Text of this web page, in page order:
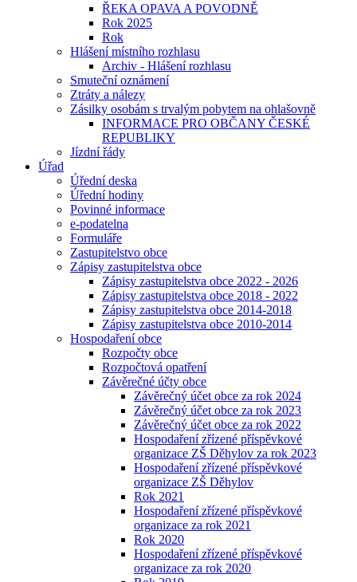
ŘEKA OPAVA A POVODNĚ
Rok 2025
Rok
Hlášení místního rozhlasu
Archiv - Hlášení rozhlasu
Smuteční oznámení
Ztráty a nálezy
Zásilky osobám s trvalým pobytem na ohlašovně
INFORMACE PRO OBČANY ČESKÉ
REPUBLIKY
Jízdní řády
Úřad
Úřední deska
Úřední hodiny
Povinné informace
e-podatelna
Formuláře
Zastupitelstvo obce
Zápisy zastupitelstva obce
Zápisy zastupitelstva obce 2022 - 2026
Zápisy zastupitelstva obce 2018 - 2022
Zápisy zastupitelstva obce 2014-2018
Zápisy zastupitelstva obce 2010-2014
Hospodaření obce
Rozpočty obce
Rozpočtová opatření
Závěrečné účty obce
Závěrečný účet obce za rok 2024
Závěrečný účet obce za rok 2023
Závěrečný účet obce za rok 2022
Hospodaření zřízené příspěvkové
organizace ZŠ Děhylov za rok 2023
Hospodaření zřízené příspěvkové
organizace ZŠ Děhylov
Rok 2021
Hospodaření zřízené příspěvkové
organizace za rok 2021
Rok 2020
Hospodaření zřízené příspěvkové
organizace za rok 2020